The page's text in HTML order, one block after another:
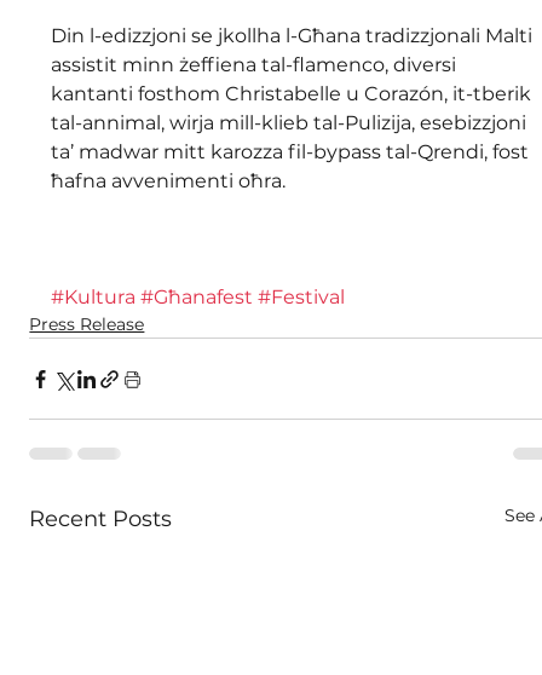
Din l-edizzjoni se jkollha l-Għana tradizzjonali Malti
assistit minn żeffiena tal-flamenco, diversi
kantanti fosthom Christabelle u Corazón, it-tberik
tal-annimal, wirja mill-klieb tal-Pulizija, esebizzjoni
ta’ madwar mitt karozza fil-bypass tal-Qrendi, fost
ħafna avvenimenti oħra.
#Kultura #Għanafest #Festival
Press Release
Recent Posts See